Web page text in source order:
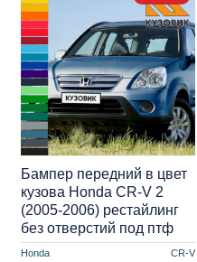
Honda CR-V
Бампер передний в цвет
кузова Honda CR-V 2
(2005-2006) рестайлинг
без отверстий под птф